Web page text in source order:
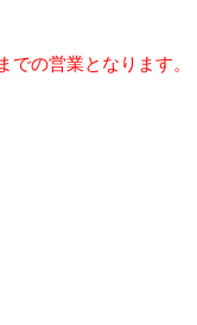
の営業となります